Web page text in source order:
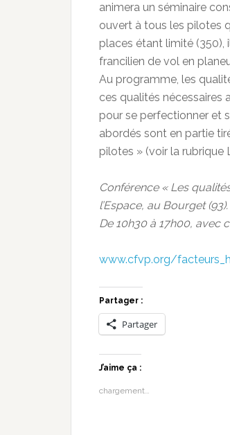
animera un séminaire
ouvert à tous les pilotes
places étant limité
francilien de vol en
Au programme, les
ces qualités nécessaires
pour se perfectionner et
abordés sont en partie
pilotes » (voir la rubrique
Conférence « Les
l’Espace, au Bourget
De 10h30 à 17h00, avec
www.cfvp.org/
Partager :
Partager
J’aime ça :
chargement…